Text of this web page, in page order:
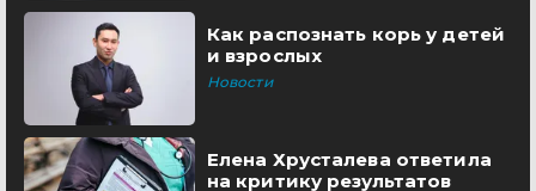
Как распознать корь у детей
и взрослых
Новости
Елена Хрусталева ответила
на критику результатов